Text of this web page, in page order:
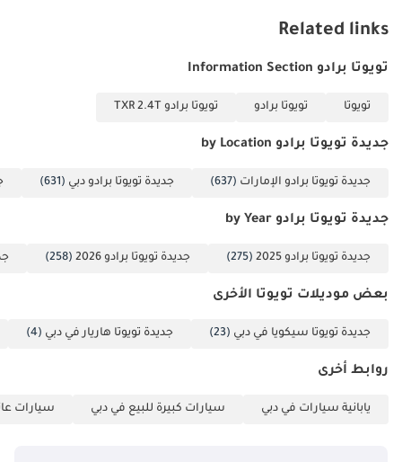
معنا الآن لدخول عالم
سيارتكم المُرادة. ------
-------------------------------
التواصل مع السيد
-------------------------------
العوير، المنطقة الحرة
السيارات
Related links
تويوتا برادو Information Section
تويوتا تويوتا برادو تويوتا برادو TXR 2.4T
جديدة تويوتا برادو by Location
جديدة تويوتا برادو الإمارات (637) جديدة تويوتا برادو دبي (631)
جديدة تويوتا برادو by Year
جديدة تويوتا برادو 2025 (275) جديدة تويوتا برادو 2026 (258)
بعض موديلات تويوتا الأخرى
جديدة تويوتا سيكويا في دبي (23) جديدة تويوتا هاريار في دبي (4)
روابط أخرى
يابانية سيارات في دبي سيارات كبيرة للبيع في دبي سيارات